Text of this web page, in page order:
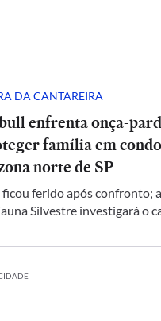
DA CANTAREIRA
enfrenta onça-
família em
norte de SP
ficou ferido após confronto;
Silvestre investigará o